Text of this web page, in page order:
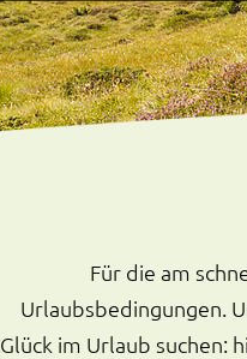
Für die am
Urlaubsbedingungen.
Glück im Urlaub suchen: